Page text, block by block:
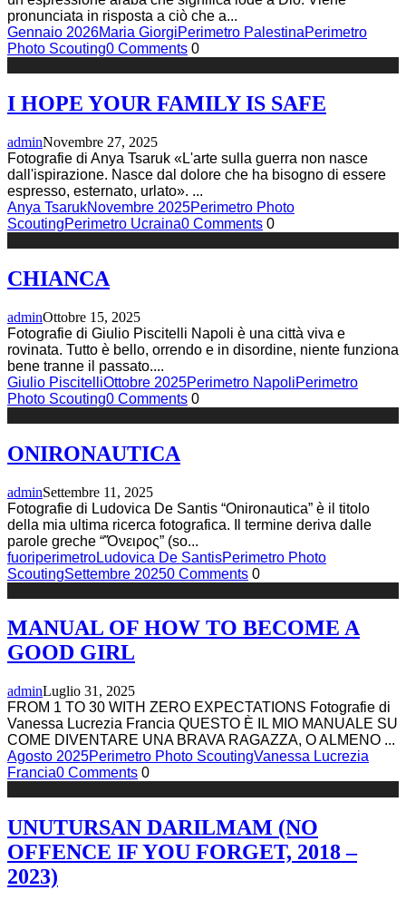
pronunciata in risposta a ciò che a...
Gennaio 2026Maria GiorgiPerimetro PalestinaPerimetro
Photo Scouting0 Comments 0
I HOPE YOUR FAMILY IS SAFE
adminNovembre 27, 2025
Fotografie di Anya Tsaruk «L'arte sulla guerra non nasce
dall'ispirazione. Nasce dal dolore che ha bisogno di essere
espresso, esternato, urlato». ...
Anya TsarukNovembre 2025Perimetro Photo
ScoutingPerimetro Ucraina0 Comments 0
CHIANCA
adminOttobre 15, 2025
Fotografie di Giulio Piscitelli Napoli è una città viva e
rovinata. Tutto è bello, orrendo e in disordine, niente funziona
bene tranne il passato....
Giulio PiscitelliOttobre 2025Perimetro NapoliPerimetro
Photo Scouting0 Comments 0
ONIRONAUTICA
adminSettembre 11, 2025
Fotografie di Ludovica De Santis “Onironautica” è il titolo
della mia ultima ricerca fotografica. Il termine deriva dalle
parole greche “Ὄνειρος” (so...
fuoriperimetroLudovica De SantisPerimetro Photo
ScoutingSettembre 20250 Comments 0
MANUAL OF HOW TO BECOME A
GOOD GIRL
adminLuglio 31, 2025
FROM 1 TO 30 WITH ZERO EXPECTATIONS Fotografie di
Vanessa Lucrezia Francia QUESTO È IL MIO MANUALE SU
COME DIVENTARE UNA BRAVA RAGAZZA, O ALMENO ...
Agosto 2025Perimetro Photo ScoutingVanessa Lucrezia
Francia0 Comments 0
UNUTURSAN DARILMAM (NO
OFFENCE IF YOU FORGET, 2018 –
2023)